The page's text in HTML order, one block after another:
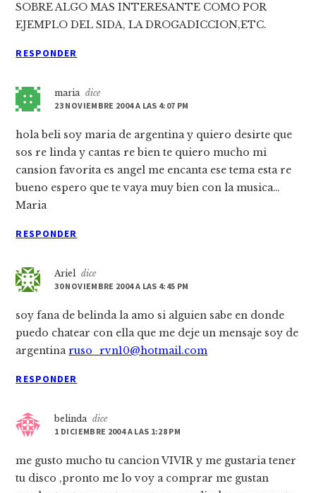
SOBRE ALGO MAS INTERESANTE COMO POR
EJEMPLO DEL SIDA, LA DROGADICCION,ETC.
RESPONDER
maria dice
23 NOVIEMBRE 2004 A LAS 4:07 PM
hola beli soy maria de argentina y quiero desirte que
sos re linda y cantas re bien te quiero mucho mi
cansion favorita es angel me encanta ese tema esta re
bueno espero que te vaya muy bien con la musica…
Maria
RESPONDER
Ariel dice
30 NOVIEMBRE 2004 A LAS 4:45 PM
soy fana de belinda la amo si alguien sabe en donde
puedo chatear con ella que me deje un mensaje soy de
argentinaruso_rvn10@hotmail.com
RESPONDER
belinda dice
1 DICIEMBRE 2004 A LAS 1:28 PM
me gusto mucho tu cancion VIVIR y me gustaria tener
tu disco ,pronto me lo voy a comprar me gustan